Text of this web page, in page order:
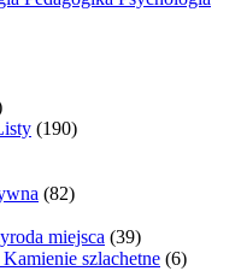
(190)
(82)
miejsca (39)
szlachetne (6)